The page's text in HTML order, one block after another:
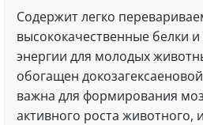
Содержит легко
высококачественные белки
энергии для молодых
обогащен
важна для формирования
активного роста животного,